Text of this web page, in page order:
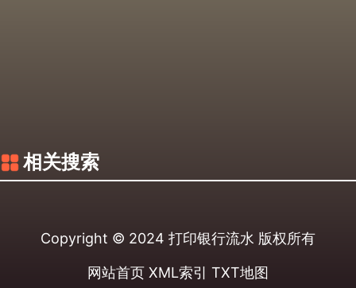
相关搜索
Copyright © 2024 打印银行流水 版权所有
网站首页 XML索引 TXT地图